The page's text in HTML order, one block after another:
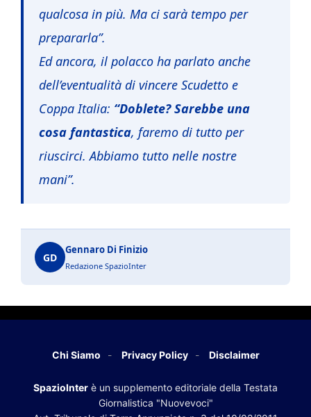
qualcosa in più. Ma ci sarà tempo per
prepararla”.
Ed ancora, il polacco ha parlato anche
dell’eventualità di vincere Scudetto e
Coppa Italia: “Doblete? Sarebbe una
cosa fantastica, faremo di tutto per
riuscirci. Abbiamo tutto nelle nostre
mani”.
GD
Gennaro Di Finizio
Redazione SpazioInter
Chi Siamo Privacy Policy Disclaimer
SpazioInter è un supplemento editoriale della Testata
Giornalistica "Nuovevoci"